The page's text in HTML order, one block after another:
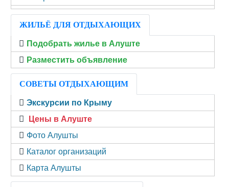
ЖИЛЬЁ ДЛЯ ОТДЫХАЮЩИХ
Подобрать жилье в Алуште
Разместить объявление
СОВЕТЫ ОТДЫХАЮЩИМ
Экскурсии по Крыму
Цены в Алуште
Фото Алушты
Каталог организаций
Карта Алушты